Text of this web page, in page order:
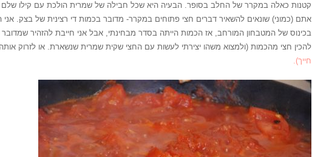
קטנות כאלה במקרר של החלב בסופר. הבעיה היא שכל חבילה של שמרית הולכת עם קילו
אתם (כמוני) שונאים להשאיר דברים חצי פתוחים במקרר- מדובר בכמות די רצינית של בצק. אני
בכינוס של המטבחון המורחב, אז הכמות הייתה בסדר מבחינתי, אבל אני חייבת להזהיר
להכין חצי מהכמות (ולמצוא משהו יצירתי לעשות עם החצי שקית שמרית שנשארת. או לזרוק
חייך).